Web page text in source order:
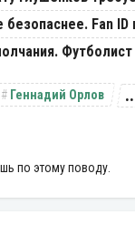
Fan
Футболист
Геннадий Орлов
по этому поводу.